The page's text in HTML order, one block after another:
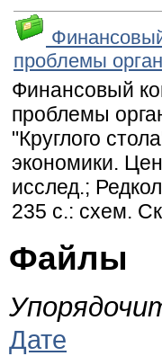
проблемы
Финансовый
проблемы
"Круглого
экономики.
исслед.;
235 с.: схем.
Файлы
Дате